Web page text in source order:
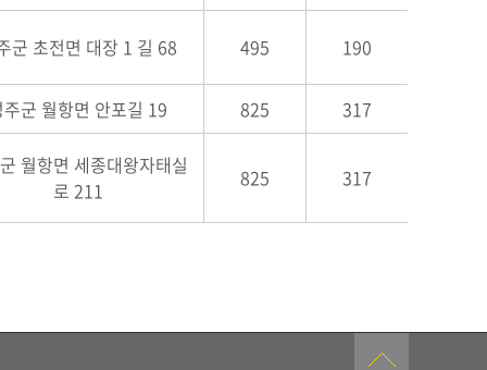
군 초전면 대장 1 길 68 495 190
군 월항면 안포길 19 825 317
월항면 세종대왕자태실
로 211
825 317